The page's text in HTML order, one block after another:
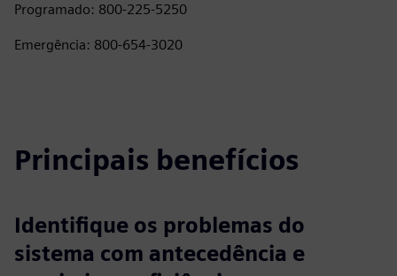
Programado: 800-225-5250
Emergência: 800-654-3020
Principais benefícios
Identifique os problemas do
sistema com antecedência e